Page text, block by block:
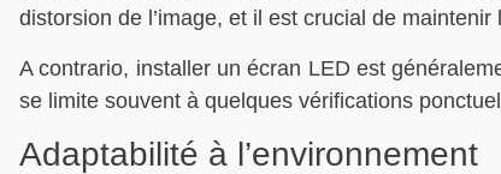
distorsion de l’image, et il est crucial de maintenir
A contrario, installer un écran LED est
se limite souvent à quelques vérifications
Adaptabilité à l’environnement